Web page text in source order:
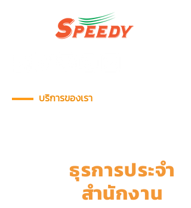
บริการของเรา
ธุรการประจำ
สำนักงาน